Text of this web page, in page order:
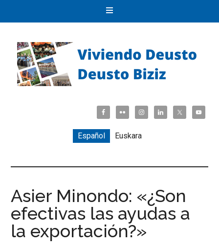
Español Euskara
Asier Minondo: «¿Son
efectivas las ayudas a
la exportación?»